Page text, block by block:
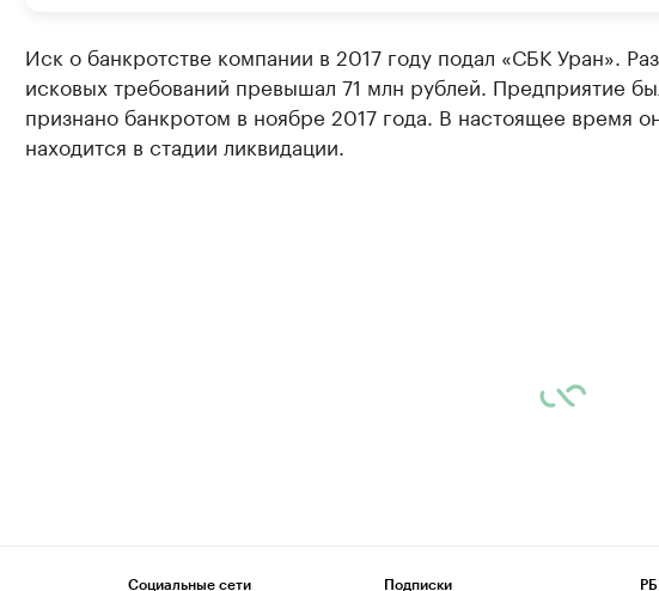
Иск о банкротстве компании в 2017 году подал «СБК Уран».
исковых требований превышал 71 млн рублей. Предприятие
признано банкротом в ноябре 2017 года. В настоящее время
находится в стадии ликвидации.
Социальные сети Подписки